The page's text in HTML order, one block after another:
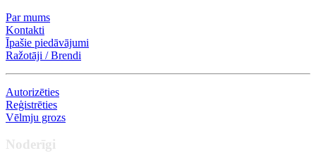
Par mums
Kontakti
Īpašie piedāvājumi
Ražotāji / Brendi
Autorizēties
Reģistrēties
Vēlmju grozs
Noderīgi